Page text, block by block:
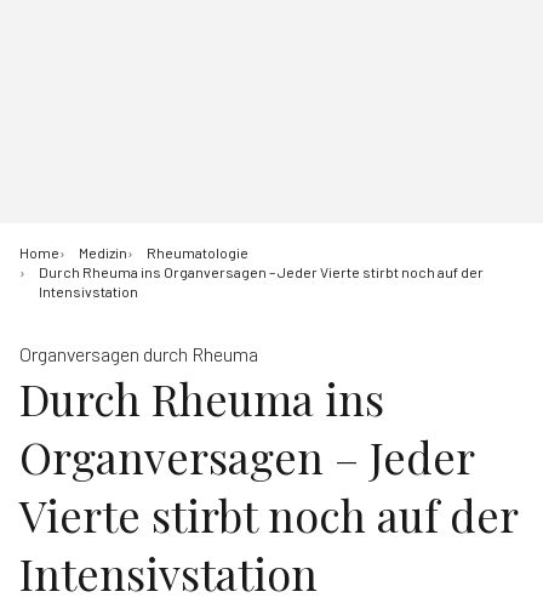
Home Medizin
Rheumatologie
Durch Rheuma ins Organversagen – Jeder Vierte stirbt noch auf der
Intensivstation
Organversagen durch Rheuma
Durch Rheuma ins
Organversagen – Jeder
Vierte stirbt noch auf der
Intensivstation